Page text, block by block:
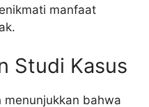
manfaat
Studi Kasus
bahwa